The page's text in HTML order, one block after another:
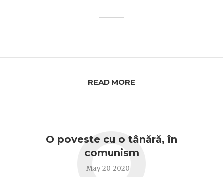
READ MORE
O poveste cu o tânără, în
comunism
May 20, 2020